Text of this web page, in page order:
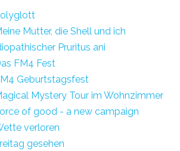
Mutter, die Shell und ich
Pruritus ani
FM4 Fest
Geburtstagsfest
Mystery Tour im Wohnzimmer
of good - a new campaign
verloren
gesehen